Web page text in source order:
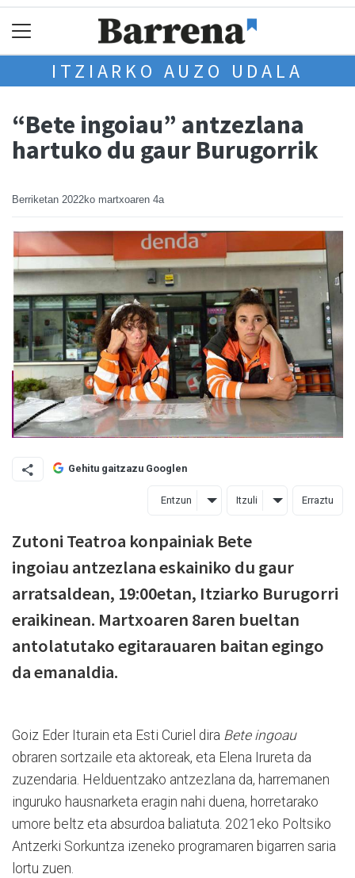
ITZIARKO AUZO UDALA
“Bete ingoiau” antzezlana
hartuko du gaur Burugorrik
Berriketan 2022ko martxoaren 4a
Gehitu gaitzazu Googlen
Entzun Itzuli Erraztu
Zutoni Teatroa konpainiak Bete
ingoiau antzezlana eskainiko du gaur
arratsaldean, 19:00etan, Itziarko Burugorri
eraikinean. Martxoaren 8aren bueltan
antolatutako egitarauaren baitan egingo
da emanaldia.
Goiz Eder Iturain eta Esti Curiel dira Bete ingoau
obraren sortzaile eta aktoreak, eta Elena Irureta da
zuzendaria. Helduentzako antzezlana da, harremanen
inguruko hausnarketa eragin nahi duena, horretarako
umore beltz eta absurdoa baliatuta. 2021eko Poltsiko
Antzerki Sorkuntza izeneko programaren bigarren saria
lortu zuen.